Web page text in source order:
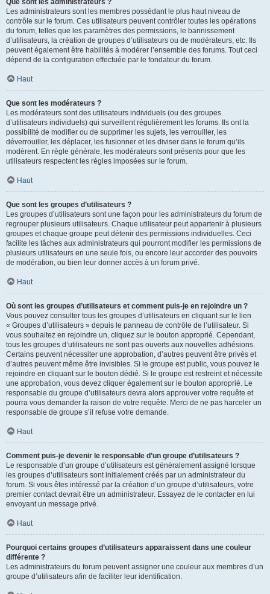
Que sont les administrateurs ?
Les administrateurs sont les membres possédant le plus haut niveau de
contrôle sur le forum. Ces utilisateurs peuvent contrôler toutes les opérations
du forum, telles que les paramètres des permissions, le bannissement
d’utilisateurs, la création de groupes d’utilisateurs ou de modérateurs, etc. Ils
peuvent également être habilités à modérer l’ensemble des forums. Tout ceci
dépend de la configuration effectuée par le fondateur du forum.
Haut
Que sont les modérateurs ?
Les modérateurs sont des utilisateurs individuels (ou des groupes
d’utilisateurs individuels) qui surveillent régulièrement les forums. Ils ont la
possibilité de modifier ou de supprimer les sujets, les verrouiller, les
déverrouiller, les déplacer, les fusionner et les diviser dans le forum qu’ils
modèrent. En règle générale, les modérateurs sont présents pour que les
utilisateurs respectent les règles imposées sur le forum.
Haut
Que sont les groupes d’utilisateurs ?
Les groupes d’utilisateurs sont une façon pour les administrateurs du forum de
regrouper plusieurs utilisateurs. Chaque utilisateur peut appartenir à plusieurs
groupes et chaque groupe peut détenir des permissions individuelles. Ceci
facilite les tâches aux administrateurs qui pourront modifier les permissions de
plusieurs utilisateurs en une seule fois, ou encore leur accorder des pouvoirs
de modération, ou bien leur donner accès à un forum privé.
Haut
Où sont les groupes d’utilisateurs et comment puis-je en rejoindre un ?
Vous pouvez consulter tous les groupes d’utilisateurs en cliquant sur le lien
« Groupes d’utilisateurs » depuis le panneau de contrôle de l’utilisateur. Si
vous souhaitez en rejoindre un, cliquez sur le bouton approprié. Cependant,
tous les groupes d’utilisateurs ne sont pas ouverts aux nouvelles adhésions.
Certains peuvent nécessiter une approbation, d’autres peuvent être privés et
d’autres peuvent même être invisibles. Si le groupe est public, vous pouvez le
rejoindre en cliquant sur le bouton dédié. Si le groupe est restreint et nécessite
une approbation, vous devez cliquer également sur le bouton approprié. Le
responsable du groupe d’utilisateurs devra alors approuver votre requête et
pourra vous demander la raison de votre requête. Merci de ne pas harceler un
responsable de groupe s’il refuse votre demande.
Haut
Comment puis-je devenir le responsable d’un groupe d’utilisateurs ?
Le responsable d’un groupe d’utilisateurs est généralement assigné lorsque
les groupes d’utilisateurs sont initialement créés par un administrateur du
forum. Si vous êtes intéressé par la création d’un groupe d’utilisateurs, votre
premier contact devrait être un administrateur. Essayez de le contacter en lui
envoyant un message privé.
Haut
Pourquoi certains groupes d’utilisateurs apparaissent dans une couleur
différente ?
Les administrateurs du forum peuvent assigner une couleur aux membres d’un
groupe d’utilisateurs afin de faciliter leur identification.